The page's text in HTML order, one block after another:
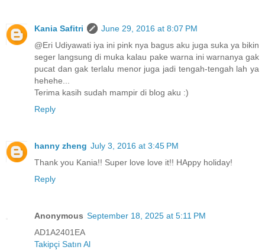
Kania Safitri
June 29, 2016 at 8:07 PM
@Eri Udiyawati iya ini pink nya bagus aku juga suka ya bikin
seger langsung di muka kalau pake warna ini warnanya gak
pucat dan gak terlalu menor juga jadi tengah-tengah lah ya
hehehe...
Terima kasih sudah mampir di blog aku :)
Reply
hanny zheng July 3, 2016 at 3:45 PM
Thank you Kania!! Super love love it!! HAppy holiday!
Reply
Anonymous September 18, 2025 at 5:11 PM
AD1A2401EA
Takipçi Satın Al